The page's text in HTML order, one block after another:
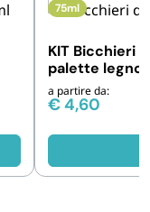
75ml
KIT Bicchieri
palette legno
a partire da:
€4,60